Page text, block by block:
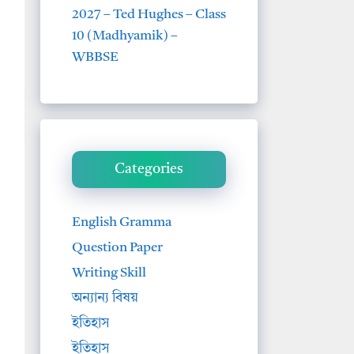
2027 – Ted Hughes – Class
10 (Madhyamik) –
WBBSE
Categories
English Gramma
Question Paper
Writing Skill
অন্যান্য বিষয়
ইতিহাস
ইতিহাস